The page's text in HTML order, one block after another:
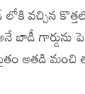
లోకి వచ్చిన
గార్డును
అతడి మంచి